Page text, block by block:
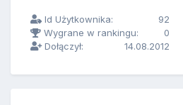
Id Użytkownika:
92
Wygrane w rankingu:
0
Dołączył:
14.08.2012